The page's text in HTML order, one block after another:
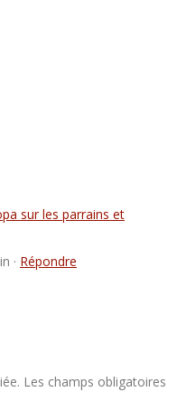
sur les parrains et
· Répondre
Les champs obligatoires